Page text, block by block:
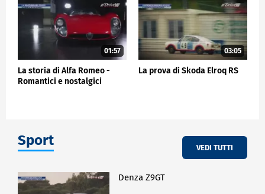
01:57
La storia di Alfa Romeo -
Romantici e nostalgici
03:05
La prova di Skoda Elroq RS
Sport VEDI TUTTI
Denza Z9GT